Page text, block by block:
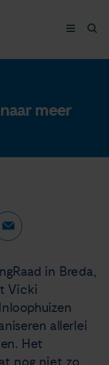
meer
in Breda,
Vicki
allerlei
Het